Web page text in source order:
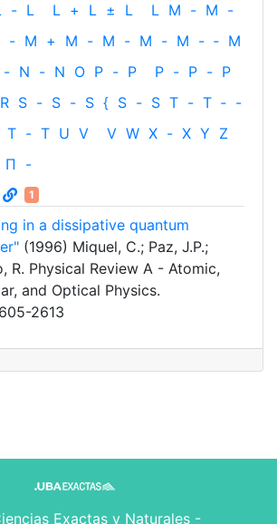
- L L + L ± L L M - M -
- M + M - M - M - M - ‐ M
- N - N O P - P P - P - P
R S - S - S { S - S T - T ‐ -
T - T U V V W X - X Y Z
Π -
1
in a dissipative quantum
(1996) Miquel, C.; Paz, J.P.;
R. Physical Review A - Atomic,
and Optical Physics.
2613
Exactas y Naturales -